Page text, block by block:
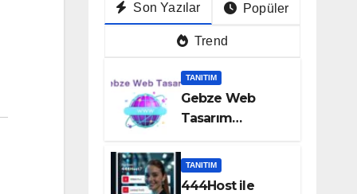
Son Yazılar Popüler
Trend
TANITIM
Gebze Web
Tasarım
Bilişim’de!
TANITIM
444Host ile